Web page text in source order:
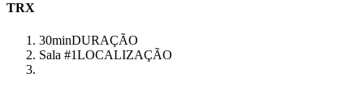
TRX
30minDURAÇÃO
Sala #1LOCALIZAÇÃO